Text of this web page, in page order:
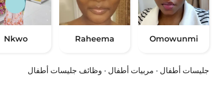
Omowunmi
Raheema
Nkwo
جليسات أطفال · مربيات أطفال · وظائف جليسات أطفال